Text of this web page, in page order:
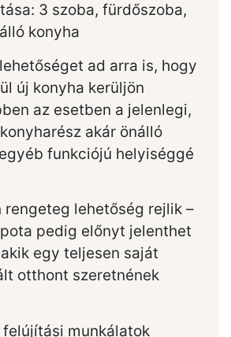
3 szoba, fürdőszoba,
konyha
ad arra is, hogy
új konyha kerüljön
az esetben a jelenlegi,
akár önálló
funkciójú helyiséggé
rengeteg lehetőség rejlik –
pedig előnyt jelenthet
egy teljesen saját
otthont szeretnének
munkálatok